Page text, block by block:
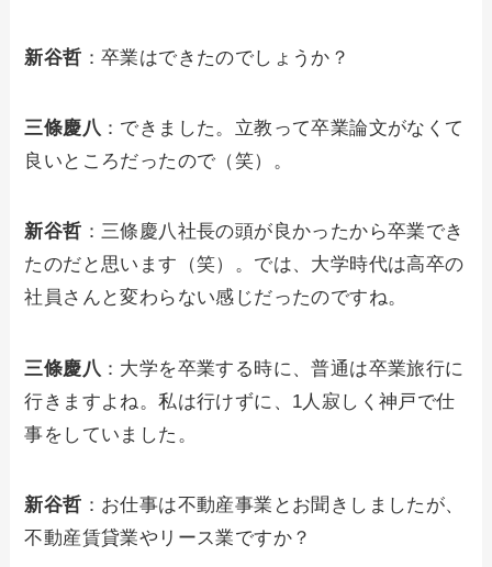
新谷哲 ：卒業はできたのでしょうか？
三條慶八 ：できました。立教って卒業論文がなくて
良いところだったので（笑）。
新谷哲 ：三條慶八社長の頭が良かったから卒業でき
たのだと思います（笑）。では、大学時代は高卒の
社員さんと変わらない感じだったのですね。
三條慶八 ：大学を卒業する時に、普通は卒業旅行に
行きますよね。私は行けずに、1人寂しく神戸で仕
事をしていました。
新谷哲 ：お仕事は不動産事業とお聞きしましたが、
不動産賃貸業やリース業ですか？